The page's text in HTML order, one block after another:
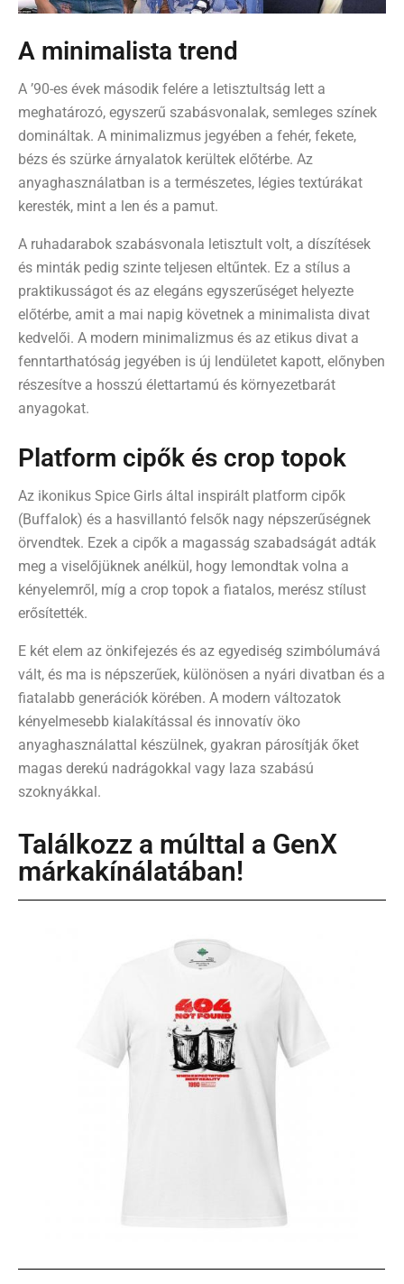
A minimalista trend
A ’90-es évek második felére a letisztultság lett a
meghatározó, egyszerű szabásvonalak, semleges színek
domináltak. A minimalizmus jegyében a fehér, fekete,
bézs és szürke árnyalatok kerültek előtérbe. Az
anyaghasználatban is a természetes, légies textúrákat
keresték, mint a len és a pamut.
A ruhadarabok szabásvonala letisztult volt, a díszítések
és minták pedig szinte teljesen eltűntek. Ez a stílus a
praktikusságot és az elegáns egyszerűséget helyezte
előtérbe, amit a mai napig követnek a minimalista divat
kedvelői. A modern minimalizmus és az etikus divat a
fenntarthatóság jegyében is új lendületet kapott, előnyben
részesítve a hosszú élettartamú és környezetbarát
anyagokat.
Platform cipők és crop topok
Az ikonikus Spice Girls által inspirált platform cipők
(Buffalok) és a hasvillantó felsők nagy népszerűségnek
örvendtek. Ezek a cipők a magasság szabadságát adták
meg a viselőjüknek anélkül, hogy lemondtak volna a
kényelemről, míg a crop topok a fiatalos, merész stílust
erősítették.
E két elem az önkifejezés és az egyediség szimbólumává
vált, és ma is népszerűek, különösen a nyári divatban és a
fiatalabb generációk körében. A modern változatok
kényelmesebb kialakítással és innovatív öko
anyaghasználattal készülnek, gyakran párosítják őket
magas derekú nadrágokkal vagy laza szabású
szoknyákkal.
Találkozz a múlttal a GenX
márkakínálatában!